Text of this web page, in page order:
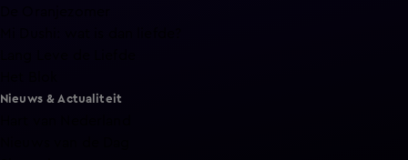
Nieuws & Actualiteit